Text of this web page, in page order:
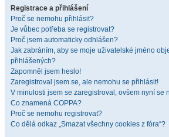
Registrace a přihlášení
Proč se nemohu přihlásit?
Je vůbec potřeba se registrovat?
Proč jsem automaticky odhlášen?
Jak zabráním, aby se moje uživatelské jméno
přihlášených?
Zapomněl jsem heslo!
Zaregistroval jsem se, ale nemohu se přihlásit!
V minulosti jsem se zaregistroval, ovšem nyní se
Co znamená COPPA?
Proč se nemohu registrovat?
Co dělá odkaz „Smazat všechny cookies z fóra“?